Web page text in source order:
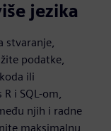
jezika
stvaranje,
podatke,
ili
i SQL-om,
njih i radne
maksimalnu